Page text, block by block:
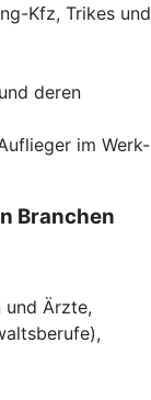
Kfz, Trikes und
deren
im Werk-
Branchen
und Ärzte,